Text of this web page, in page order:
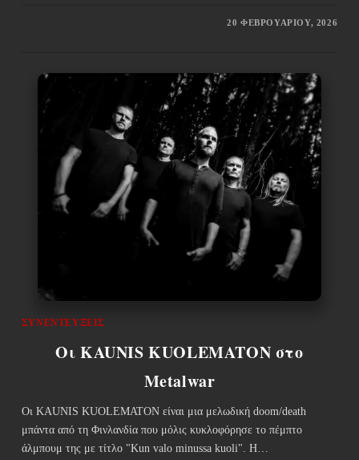
20 ΦΕΒΡΟΥΑΡΊΟΥ, 2026
ΣΥΝΕΝΤΕΎΞΕΙΣ
Οι KAUNIS KUOLEMATON στο
Metalwar
Οι KAUNIS KUOLEMATON είναι μια μελωδική doom/death
μπάντα από τη Φινλανδία που μόλις κυκλοφόρησε το πέμπτο
άλμπουμ της με τίτλο "Kun valo minussa kuoli". Η…